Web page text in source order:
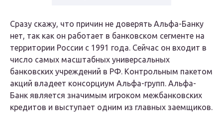
Сразу скажу, что причин не доверять Альфа-Банку
нет, так как он работает в банковском сегменте на
территории России с 1991 года. Сейчас он входит в
число самых масштабных универсальных
банковских учреждений в РФ. Контрольным пакетом
акций владеет консорциум Альфа-групп. Альфа-
Банк является значимым игроком межбанковских
кредитов и выступает одним из главных заемщиков.